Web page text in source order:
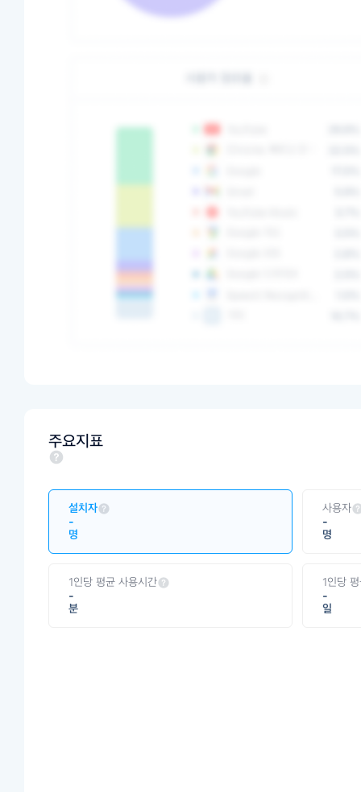
주요지표
설치자
-
명
사용자
-
명
1인당 평균 사용시간
-
분
1인당
-
일